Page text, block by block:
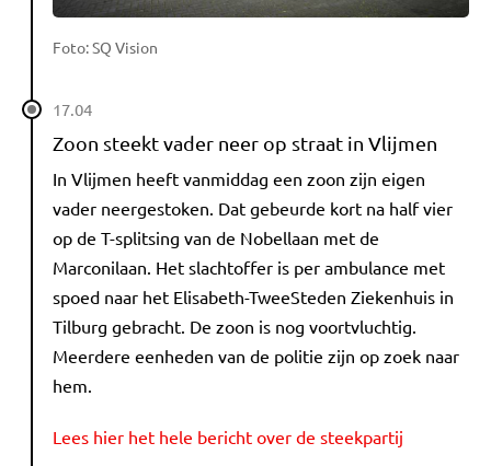
Foto: SQ Vision
17.04
Zoon steekt vader neer op straat in Vlijmen
In Vlijmen heeft vanmiddag een zoon zijn eigen
vader neergestoken. Dat gebeurde kort na half vier
op de T-splitsing van de Nobellaan met de
Marconilaan. Het slachtoffer is per ambulance met
spoed naar het Elisabeth-TweeSteden Ziekenhuis in
Tilburg gebracht. De zoon is nog voortvluchtig.
Meerdere eenheden van de politie zijn op zoek naar
hem.
Lees hier het hele bericht over de steekpartij